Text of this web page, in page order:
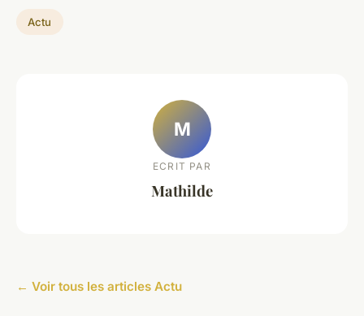
Actu
M
ECRIT PAR
Mathilde
← Voir tous les articles Actu